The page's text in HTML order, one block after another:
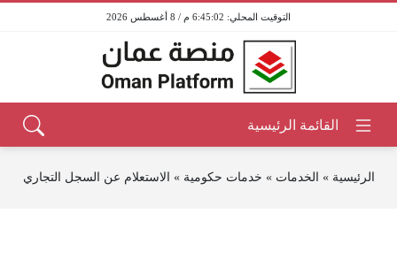
6:45:02 م / 8 أغسطس 2026
الرئيسية » الخدمات » خدمات حكومية » الاستعلام عن السجل التجاري